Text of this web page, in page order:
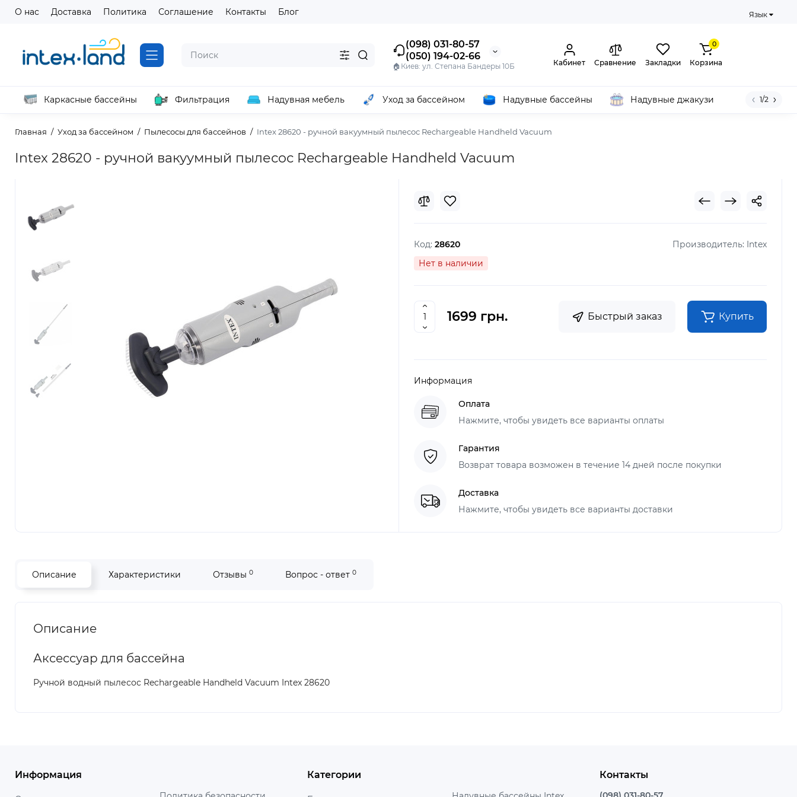
О нас Доставка Политика Соглашение Контакты Блог Язык
(098) 031-80-57
(050) 194-02-66
🏠Киев: ул. Степана Бандеры 10Б Кабинет Сравнение Закладки
0
Корзина
Каркасные бассейны Фильтрация Надувная мебель Уход за бассейном Надувные бассейны Надувные джакузи 1/2
Главная Уход за бассейном Пылесосы для бассейнов Intex 28620 - ручной вакуумный пылесос Rechargeable Handheld Vacuum
Intex 28620 - ручной вакуумный пылесос Rechargeable Handheld Vacuum
Код: 28620 Производитель: Intex
Нет в наличии
1699 грн. Быстрый заказ Купить
Информация
Оплата
Нажмите, чтобы увидеть все варианты оплаты
Гарантия
Возврат товара возможен в течение 14 дней после покупки
Доставка
Нажмите, чтобы увидеть все варианты доставки
Описание Характеристики Отзывы 0 Вопрос - ответ 0
Описание
Аксессуар для бассейна
Ручной водный пылесос Rechargeable Handheld Vacuum Intex 28620
Информация Категории Контакты